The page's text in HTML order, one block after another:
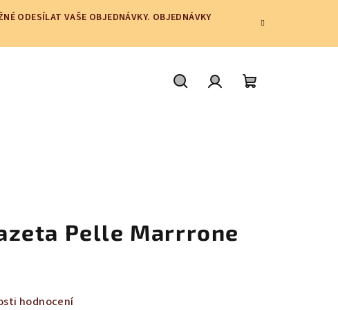
ODESÍLAT VAŠE OBJEDNÁVKY. OBJEDNÁVKY
Pelle Marrrone
hodnocení